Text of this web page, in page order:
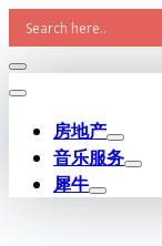
Skip
to
content
房地产
音乐服务
犀牛